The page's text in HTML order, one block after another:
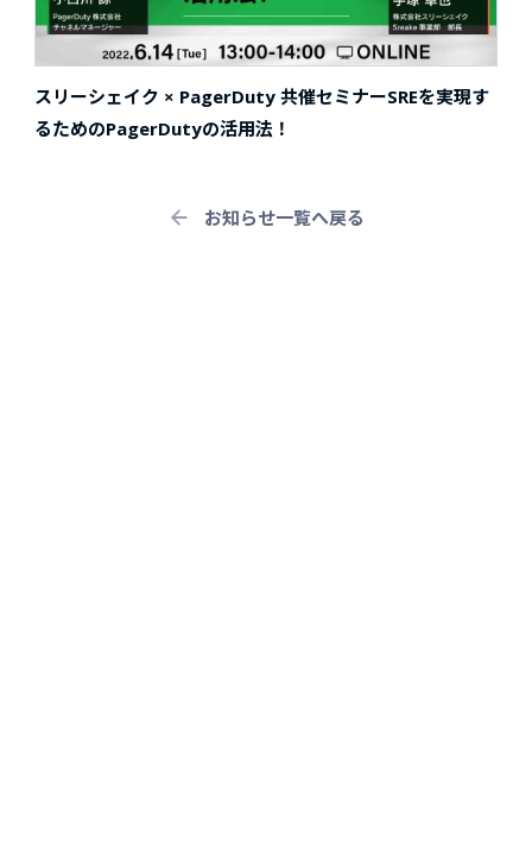
スリーシェイク × PagerDuty 共催セミナーSREを実現す
るためのPagerDutyの活用法！
お知らせ一覧へ戻る